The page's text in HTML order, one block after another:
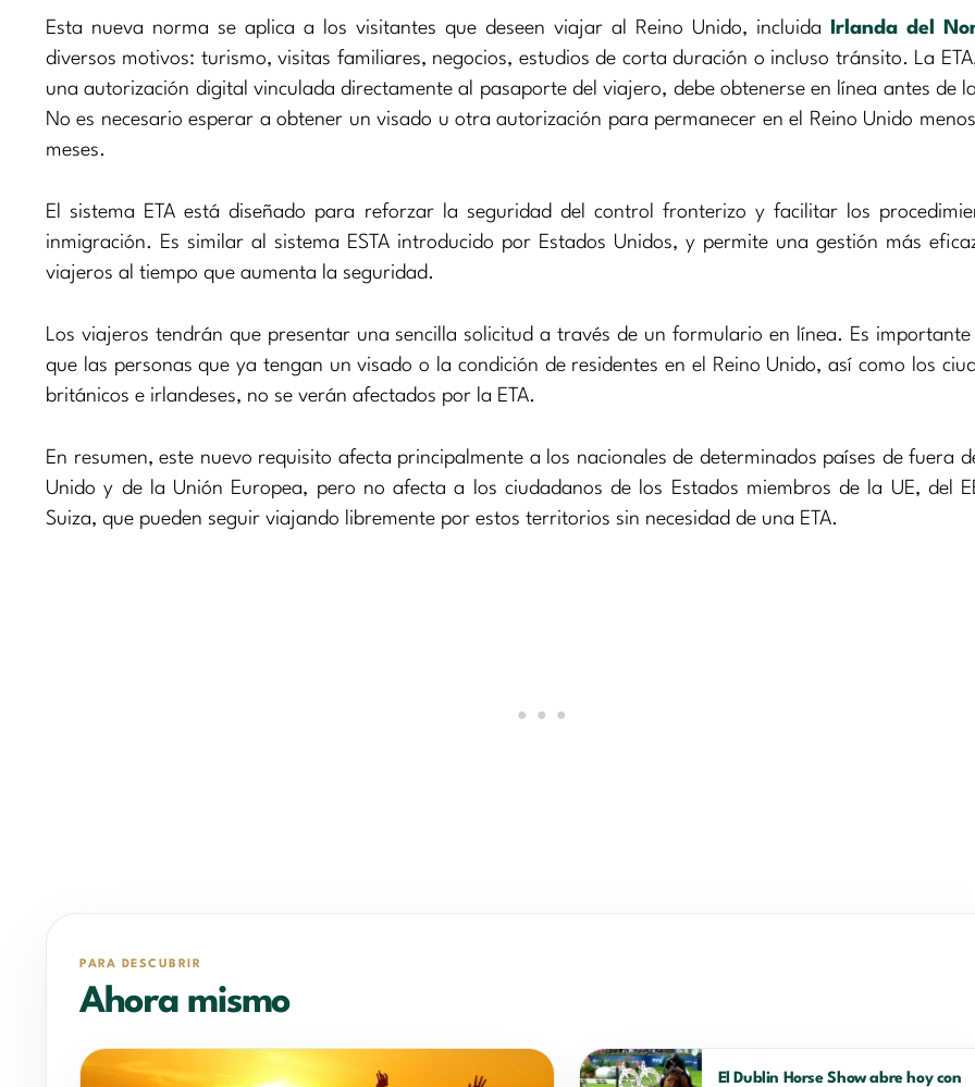
Esta nueva norma se aplica a los visitantes que deseen viajar al Reino Unido, incluida
Irlanda del
diversos motivos: turismo, visitas familiares, negocios, estudios de corta duración o incluso tránsito. La
una autorización digital vinculada directamente al pasaporte del viajero, debe obtenerse en línea antes de
No es necesario esperar a obtener un visado u otra autorización para permanecer en el Reino Unido
meses.
El sistema ETA está diseñado para reforzar la seguridad del control fronterizo y facilitar los
inmigración. Es similar al sistema ESTA introducido por Estados Unidos, y permite una gestión más
viajeros al tiempo que aumenta la seguridad.
Los viajeros tendrán que presentar una sencilla solicitud a través de un formulario en línea. Es importante
que las personas que ya tengan un visado o la condición de residentes en el Reino Unido, así como los
británicos e irlandeses, no se verán afectados por la ETA.
En resumen, este nuevo requisito afecta principalmente a los nacionales de determinados países de fuera
Unido y de la Unión Europea, pero no afecta a los ciudadanos de los Estados miembros de la UE, del
Suiza, que pueden seguir viajando libremente por estos territorios sin necesidad de una ETA.
PARA DESCUBRIR
Ahora mismo
El Dublin Horse Show abre hoy con